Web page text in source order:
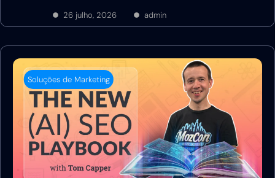
26 julho, 2026 admin
Soluções de Marketing